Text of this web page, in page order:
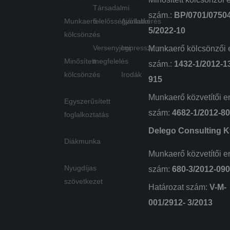
Munkaerő-
kölcsönzés
Minősített
kölcsönzés
Egyszerűsített
foglalkoztatás
Diákmunka
Nyugdíjas
szövetkezet
Társadalmi
felelősségvállalás
Versenyjogi
megfelelés
Ajánlatkérés
Impresszum
Irodák
szám.: BP/0701/
5/2022-10
Munkaerő kölcsönzői
szám.: 1432-1/2012-
915
Munkaerő közvetítői
szám:4682-1/2012-
Delego Consulting
Munkaerő közvetítői
szám:680-3/2012-
Határozat szám:V-M-
001/2912- 3/2013
szolgál